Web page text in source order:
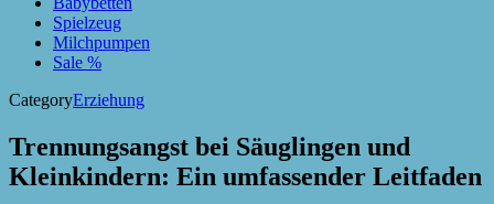
Spielzeug
Milchpumpen
Sale %
CategoryErziehung
Trennungsangst bei Säuglingen und
Kleinkindern: Ein umfassender Leitfaden